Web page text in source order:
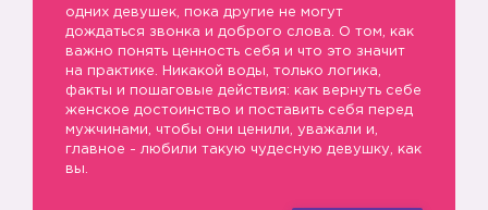
одних девушек, пока другие не могут
дождаться звонка и доброго слова. О том, как
важно понять ценность себя и что это значит
на практике. Никакой воды, только логика,
факты и пошаговые действия: как вернуть себе
женское достоинство и поставить себя перед
мужчинами, чтобы они ценили, уважали и,
главное - любили такую чудесную девушку, как
вы.